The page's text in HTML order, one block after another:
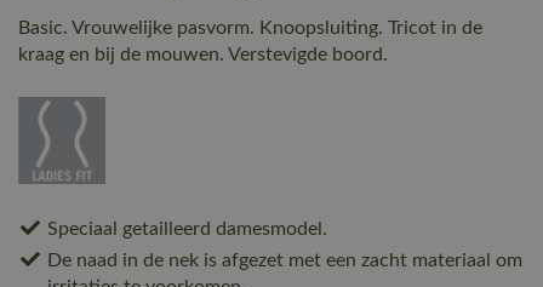
Basic. Vrouwelijke pasvorm. Knoopsluiting. Tricot in de
kraag en bij de mouwen. Verstevigde boord.
Speciaal getailleerd damesmodel.
De naad in de nek is afgezet met een zacht materiaal om